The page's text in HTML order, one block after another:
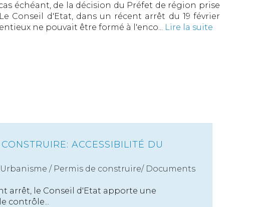
échéant, de la décision du Préfet de région prise
Conseil d'Etat, dans un récent arrêt du 19 février
ne pouvait être formé à l'enco... Lire la suite
ACCESSIBILITÉ DU
Urbanisme / Permis de construire/ Documents
arrêt, le Conseil d'Etat apporte une
contrôle...